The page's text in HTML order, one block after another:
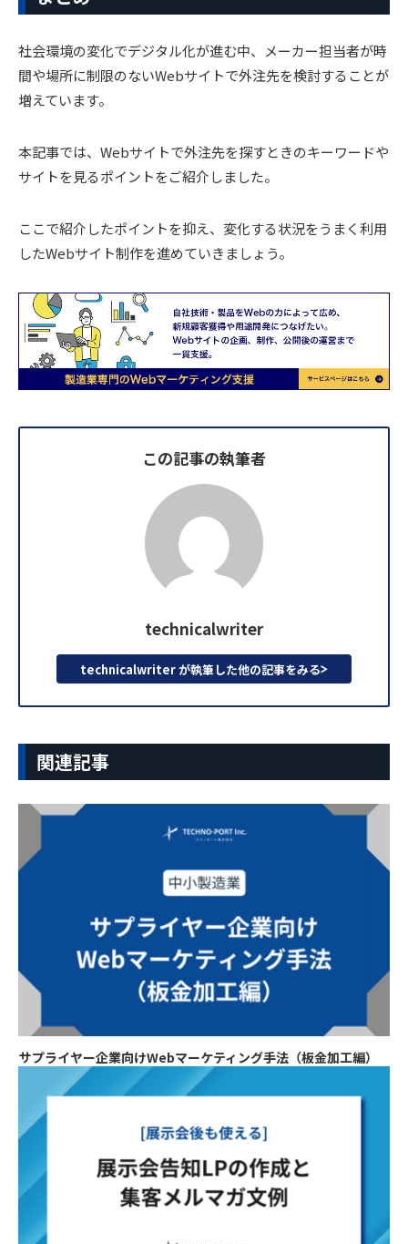
社会環境の変化でデジタル化が進む中、メーカー担当者が時
間や場所に制限のないWebサイトで外注先を検討することが
増えています。
本記事では、Webサイトで外注先を探すときのキーワードや
サイトを見るポイントをご紹介しました。
ここで紹介したポイントを抑え、変化する状況をうまく利用
したWebサイト制作を進めていきましょう。
この記事の執筆者
technicalwriter
technicalwriter が執筆した他の記事をみる
関連記事
サプライヤー企業向けWebマーケティング手法（板金加工編）